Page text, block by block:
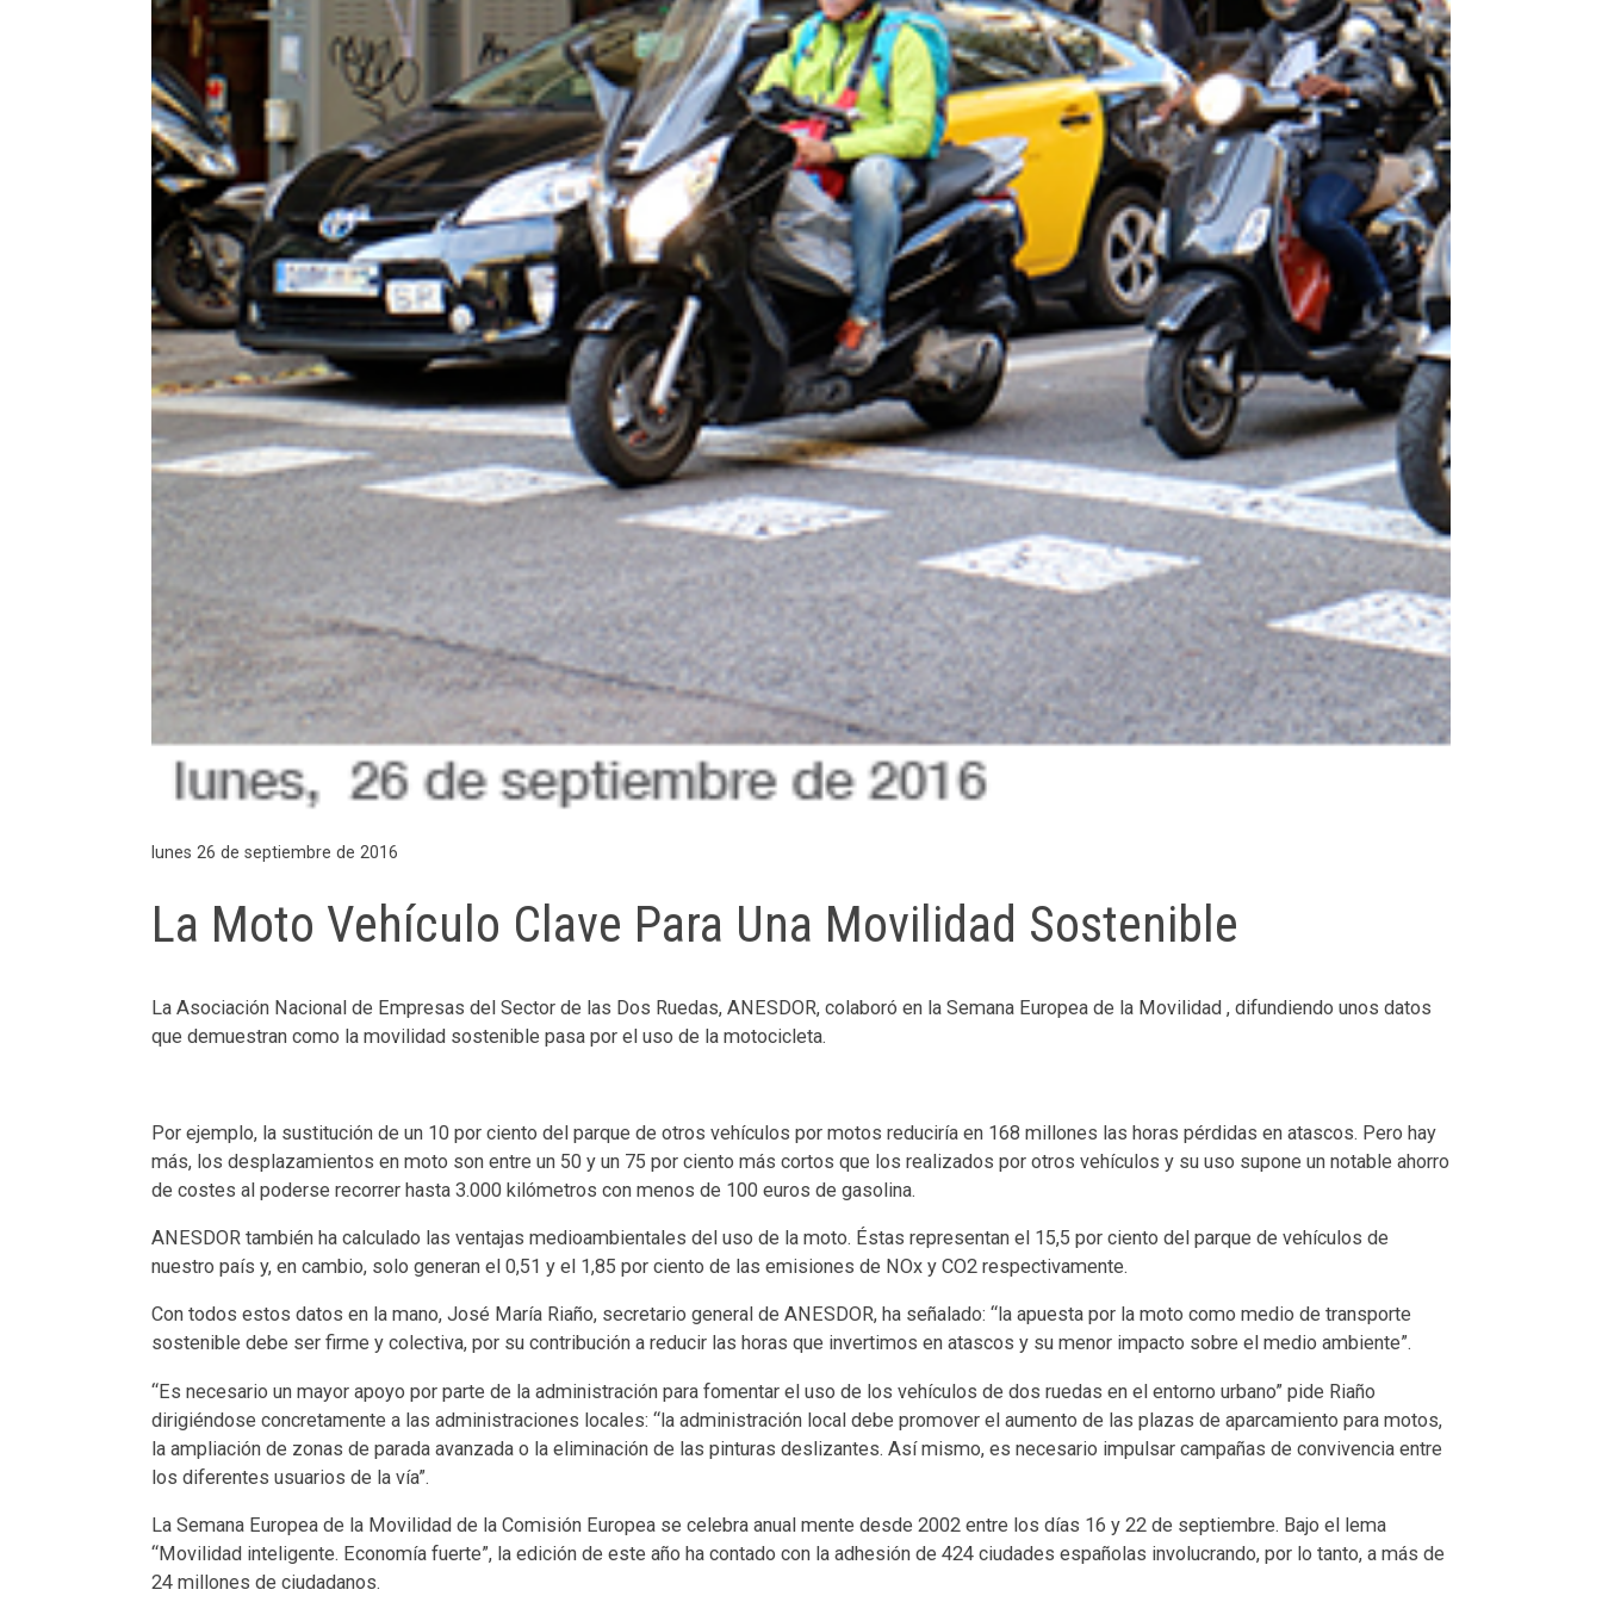
lunes 26 de septiembre de 2016
La Moto Vehículo Clave Para Una Movilidad Sostenible
La Asociación Nacional de Empresas del Sector de las Dos Ruedas, ANESDOR, colaboró en la Semana Europea de la Movilidad , difundiendo unos datos
que demuestran como la movilidad sostenible pasa por el uso de la motocicleta.
Por ejemplo, la sustitución de un 10 por ciento del parque de otros vehículos por motos reduciría en 168 millones las horas pérdidas en atascos. Pero hay
más, los desplazamientos en moto son entre un 50 y un 75 por ciento más cortos que los realizados por otros vehículos y su uso supone un notable ahorro
de costes al poderse recorrer hasta 3.000 kilómetros con menos de 100 euros de gasolina.
ANESDOR también ha calculado las ventajas medioambientales del uso de la moto. Éstas representan el 15,5 por ciento del parque de vehículos de
nuestro país y, en cambio, solo generan el 0,51 y el 1,85 por ciento de las emisiones de NOx y CO2 respectivamente.
Con todos estos datos en la mano, José María Riaño, secretario general de ANESDOR, ha señalado: “la apuesta por la moto como medio de transporte
sostenible debe ser firme y colectiva, por su contribución a reducir las horas que invertimos en atascos y su menor impacto sobre el medio ambiente”.
“Es necesario un mayor apoyo por parte de la administración para fomentar el uso de los vehículos de dos ruedas en el entorno urbano” pide Riaño
dirigiéndose concretamente a las administraciones locales: “la administración local debe promover el aumento de las plazas de aparcamiento para motos,
la ampliación de zonas de parada avanzada o la eliminación de las pinturas deslizantes. Así mismo, es necesario impulsar campañas de convivencia entre
los diferentes usuarios de la vía”.
La Semana Europea de la Movilidad de la Comisión Europea se celebra anual mente desde 2002 entre los días 16 y 22 de septiembre. Bajo el lema
“Movilidad inteligente. Economía fuerte”, la edición de este año ha contado con la adhesión de 424 ciudades españolas involucrando, por lo tanto, a más de
24 millones de ciudadanos.